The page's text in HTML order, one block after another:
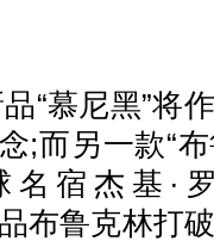
慕尼黑”将
;而另一款“
名宿杰基·
布鲁克林打